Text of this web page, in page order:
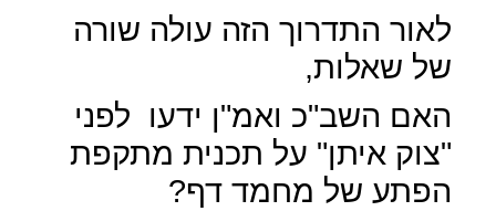
לאור התדרוך הזה עולה שורה
של שאלות,
האם השב"כ ואמ"ן ידעו לפני
"צוק איתן" על תכנית מתקפת
הפתע של מחמד דף?